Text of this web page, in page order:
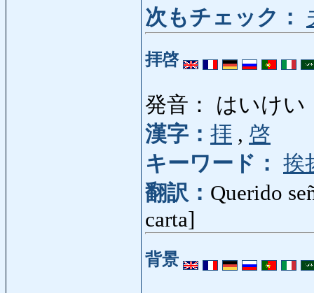
次もチェック：
拝啓
発音： はいけい
漢字： 拝 , 啓
キーワード： 挨
翻訳： Querido
carta]
背景